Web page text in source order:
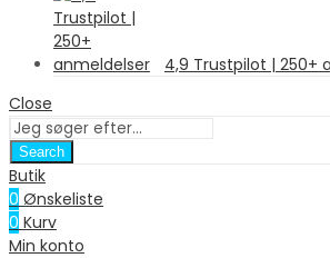
4,9 Trustpilot | 250+
Close
Search
Butik
0 Ønskeliste
0 Kurv
Min konto